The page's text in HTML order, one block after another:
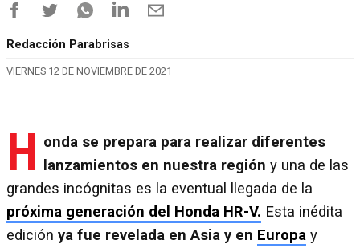
Redacción Parabrisas
VIERNES 12 DE NOVIEMBRE DE 2021
H onda se prepara para realizar diferentes
lanzamientos en nuestra región y una de las
grandes incógnitas es la eventual llegada de la
próxima generación del Honda HR-V. Esta inédita
edición ya fue revelada en Asia y en Europa y